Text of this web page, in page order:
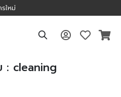
ใหม่
: cleaning